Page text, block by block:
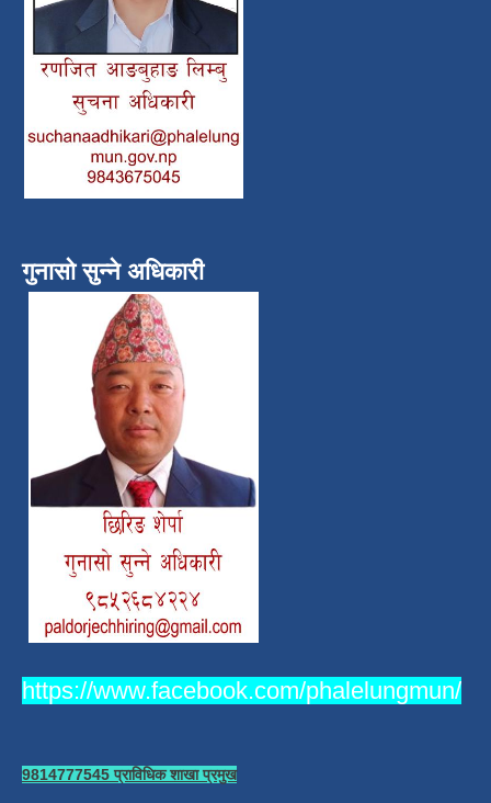
गुनासो सुन्ने अधिकारी
https://www.facebook.com/phalelungmun/
9814777545 प्राविधिक शाखा प्रमुख